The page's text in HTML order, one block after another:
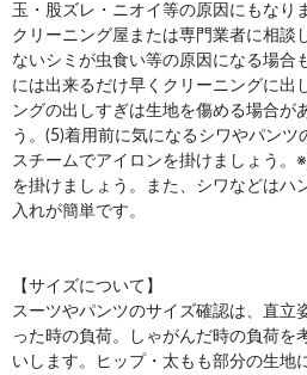
玉・股ズレ・ニオイ等の原因にもなり
クリーニング屋または専門業者に相談
ないシミが虫食い等の原因になる場合
には出来るだけ早くクリーニングに出
ングの出しすぎは生地を傷める場合が
う。(5)着用前に気になるシワやパンツ
スチームでアイロンを掛けましょう。
を掛けましょう。また、シワなどはハ
入れが簡単です。
【サイズについて】
スーツやパンツのサイズ確認は、直立
った時の負荷。しゃがんだ時の負荷を
いします。ヒップ・太もも部分の生地